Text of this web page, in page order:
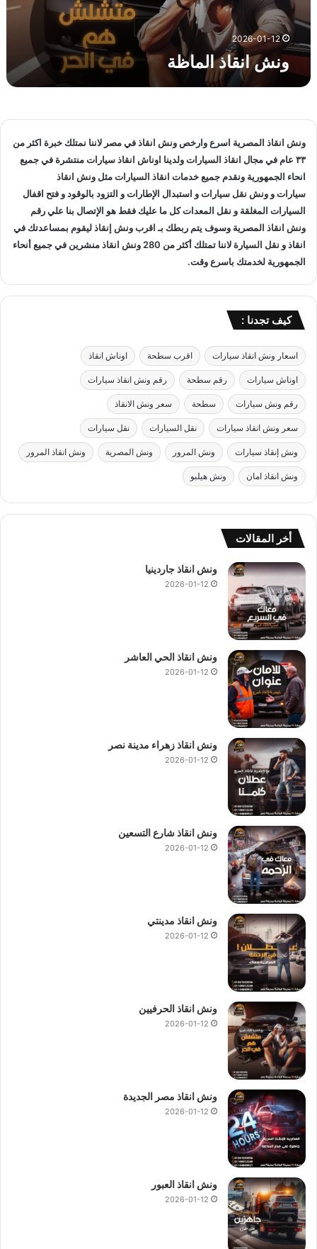
م
ا
ظ
ة
2026-01-12
ونش انقاذ الماظة
ونش انقاذ المصرية اسرع وارخص ونش انقاذفي مصر لاننا نمتلك خبرة اكثر من
٣٣ عام في مجال
انقاذ السياراتولدينا اوناش انقاذ سياراتمنتشرة في جميع
انحاء الجمهورية ونقدم جميع خدمات انقاذ السياراتمثل ونش انقاذ
سياراتو ونش نقل سياراتو استبدال الإطارات و التزود بالوقود و فتح اقفال
السيارات المغلقة و نقل المعدات كل ما عليك فقط هو الإتصال بنا عليرقم
ونش انقاذ المصرية وسوف يتم ربطك بـ اقرب ونش إنقاذليقوم بمساعدتك في
انقاذ و نقل السيارة لاننا تمتلك أكثر من 280 ونش انقاذمنشرين في جميع أنحاء
الجمهورية لخدمتك باسرع وقت.
كيف تجدنا :
اسعار ونش انقاذ سيارات اقرب سطحة اوناش انقاذ
اوناش سيارات رقم سطحة رقم ونش انقاذ سيارات
رقم ونش سيارات سطحة سعر ونش الانقاذ
سعر ونش انقاذ سيارات نقل السيارات نقل سيارات
ونش إنقاذ سيارات ونش المرور ونش المصرية ونش انقاذ المرور
ونش انقاذ امان ونش هيلبو
أخر المقالات
ونش انقاذ جاردينيا
2026-01-12
ونش انقاذ الحي العاشر
2026-01-12
ونش انقاذ زهراء مدينة نصر
2026-01-12
ونش انقاذ شارع التسعين
2026-01-12
ونش انقاذ مدينتي
2026-01-12
ونش انقاذ الحرفيين
2026-01-12
ونش انقاذ مصر الجديدة
2026-01-12
ونش انقاذ العبور
2026-01-12